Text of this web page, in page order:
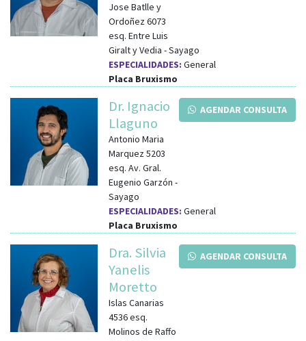
Jose Batlle y
Ordoñez 6073
esq. Entre Luis
Giralt y Vedia -Sayago
ESPECIALIDADES: General
Placa Bruxismo
AGENDAR CONSULTA
Dr. Ignacio
Llaguno
Antonio Maria
Marquez 5203
esq. Av. Gral.
Eugenio Garzón -
Sayago
ESPECIALIDADES: General
Placa Bruxismo
AGENDAR CONSULTA
Dra. Silvia
Yanelis
Moretto
Islas Canarias
4536esq.
Molinos de Raffo